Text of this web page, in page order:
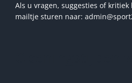
Als u vragen, suggesties of
mailtje sturen naar: